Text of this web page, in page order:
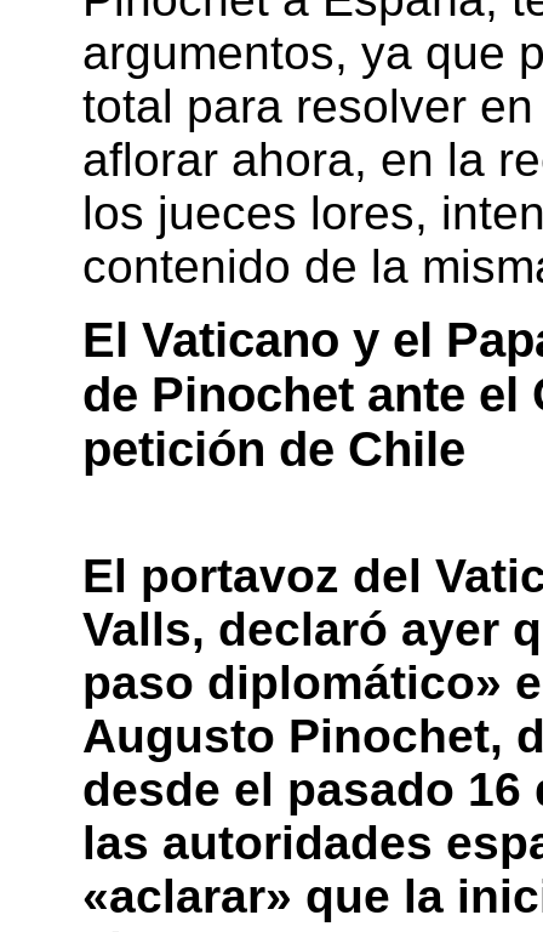
argumentos, ya que
total para resolver
aflorar ahora, en la
los jueces lores,
contenido de la
El Vaticano y el
de Pinochet ante el
petición de Chile
El portavoz del
Valls, declaró ayer
paso diplomático»
Augusto Pinochet,
desde el pasado
las autoridades
«aclarar» que la